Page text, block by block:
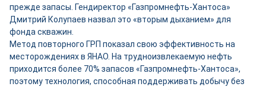
прежде запасы. Гендиректор «Газпромнефть-Хантоса»
Дмитрий Колупаев назвал это «вторым дыханием» для
фонда скважин.
Метод повторного ГРП показал свою эффективность на
месторождениях в ЯНАО. На трудноизвлекаемую нефть
приходится более 70% запасов «Газпромнефть-Хантоса»,
поэтому технология, способная поддерживать добычу без